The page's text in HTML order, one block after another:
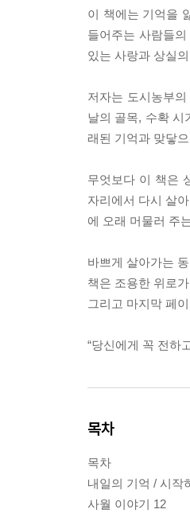
이 책에는 기억을
들어주는 사람들
있는 사랑과 상실
저자는 도시농부
날의 골목, 수확 시
래된 기억과 맞닿
무엇보다 이 책은
자리에서 다시 살
에 오래 머물러 주
바쁘게 살아가는
책은 조용한 위로
그리고 마지막 페
“당신에게 꼭 전하
목차
목차
내일의 기억 / 시작
사월 이야기 12